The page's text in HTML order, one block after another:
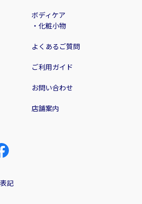
ボディケア
・化粧小物
店舗案内
よくあるご質問
ご利用ガイド
お問い合わせ
記